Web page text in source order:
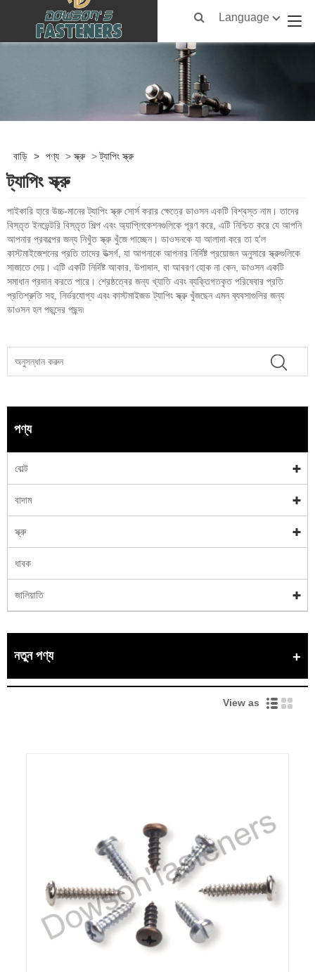
Language
বাড়ি > পণ্য >স্ক্রু >ট্যাপিং স্ক্রু
ট্যাপিং স্ক্রু
পাইকারি হারে উচ্চ-মানের ট্যাপিং স্ক্রু সোর্স করার ক্ষেত্রে ডাওসন একটি বিশ্বস্ত নাম। তাদের
বিস্তৃত ইনভেন্টরি বিস্তৃত শিল্প এবং অ্যাপ্লিকেশনগুলিকে পূরণ করে, এটি নিশ্চিত করে যে আপনি
আপনার প্রকল্পের জন্য নিখুঁত স্ক্রু খুঁজে পাচ্ছেন। ডাওসনকে যা আলাদা করে তা হ'ল
কাস্টমাইজেশনের প্রতি তাদের উত্সর্গ, যা আপনাকে আপনার নির্দিষ্ট প্রয়োজন অনুসারে স্ক্রুগুলিকে
সাজাতে দেয়। এটি একটি নির্দিষ্ট আকার, উপাদান, বা আবরণ হোক না কেন, ডাওসন একটি
সমাধান প্রদান করতে পারে। শ্রেষ্ঠত্বের জন্য খ্যাতি এবং ব্যক্তিগতকৃত পরিষেবার প্রতি
প্রতিশ্রুতি সহ, নির্ভরযোগ্য এবং কাস্টমাইজড ট্যাপিং স্ক্রু খুঁজছেন এমন ব্যবসাগুলির জন্য
ডাওসন হল পছন্দের পছন্দ৷
পণ্য
বোল্ট
বাদাম
স্ক্রু
ধাবক
জালিয়াতি
নতুন পণ্য
View as